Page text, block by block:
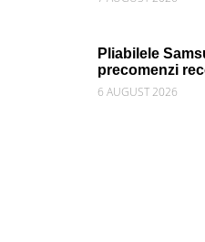
Pliabilele
precomenzi
6 AUGUST 2026